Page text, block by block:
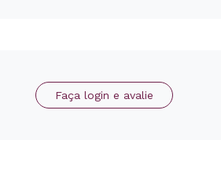
Faça login e avalie